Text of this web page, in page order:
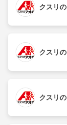
クスリ
クスリ
クスリ